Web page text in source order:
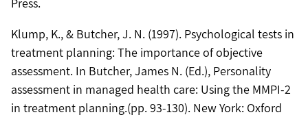
Klump, K., & Butcher, J. N. (1997). Psychological tests in
treatment planning: The importance of objective
assessment. In Butcher, James N. (Ed.), Personality
assessment in managed health care: Using the MMPI-2
in treatment planning.(pp. 93-130). New York: Oxford